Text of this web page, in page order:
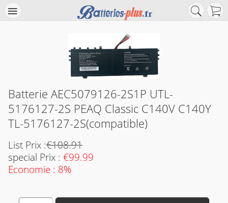
Batterie AEC5079126-2S1P UTL-
5176127-2S PEAQ Classic C140V C140Y
TL-5176127-2S(compatible)
List Prix :€108.91
special Prix : €99.99
Economie : 8%